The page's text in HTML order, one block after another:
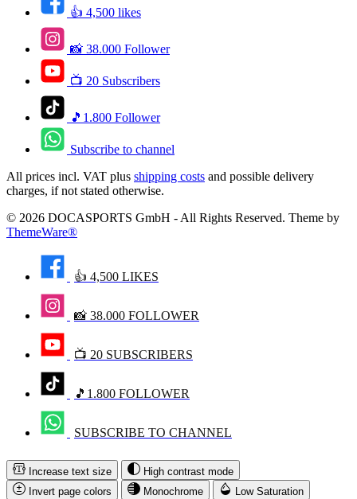
👍 4,500 likes
📸 38.000 Follower
📺 20 Subscribers
🎵1.800 Follower
Subscribe to channel
All prices incl. VAT plus shipping costs and possible delivery
charges, if not stated otherwise.
© 2026 DOCASPORTS GmbH - All Rights Reserved. Theme by
ThemeWare®
👍 4,500 LIKES
📸 38.000 FOLLOWER
📺 20 SUBSCRIBERS
🎵1.800 FOLLOWER
SUBSCRIBE TO CHANNEL
Increase text size
High contrast mode
Invert page colors
Monochrome
Low Saturation